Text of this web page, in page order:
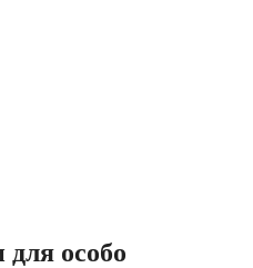
особо